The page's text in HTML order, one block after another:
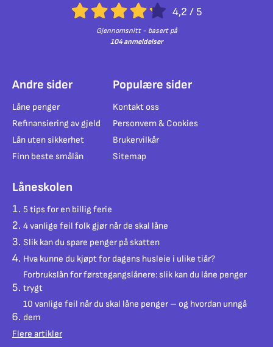
4,2 / 5
Gjennomsnitt - basert på
104 anmeldelser
Andre sider
Låne penger
Refinansiering av gjeld
Lån uten sikkerhet
Finn beste smålån
Populære sider
Kontakt oss
Personvern & Cookies
Brukervilkår
Sitemap
Låneskolen
5 tips for en billig ferie
4 vanlige feil folk gjør når de skal låne
Slik kan du spare penger på skatten
Hva kunne du kjøpt for dagens husleie i ulike tiår?
Forbrukslån for førstegangslånere: slik kan du låne penger
trygt
10 vanlige feil når du skal låne penger – og hvordan unngå
dem
Flere artikler